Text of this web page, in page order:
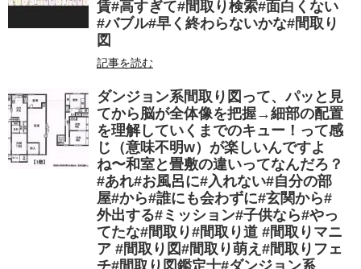
賃#高すぎて#間取り検索#面白くない
#バブル#早く終わらないかな#間取り
図
記事を読む
ダンジョン系間取り図って、パッと見
てから脳が全体像を把握→細部の配置
を理解していくまでのキュー！って感
じ（意味不明w）が楽しいんですよ
ね〜和室と畳敷の違いってなんだろ？
#あれ#お風呂に#入れない#自分の部
屋#から#誰にも会わずに#玄関から#
外出する#ミッション#子供なら#やっ
てたな#間取り#間取り道 #間取りマニ
ア #間取り図#間取り萌え#間取りフェ
チ#間取り図鑑定士#ダンジョン系